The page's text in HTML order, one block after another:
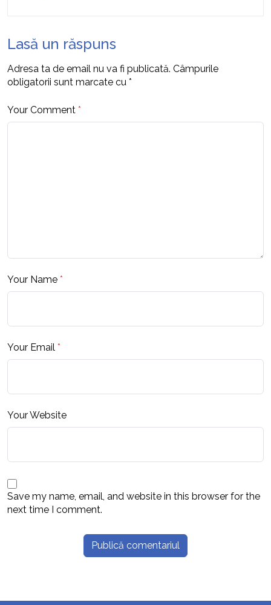
Lasă un răspuns
Adresa ta de email nu va fi publicată. Câmpurile
obligatorii sunt marcate cu *
Your Comment *
Your Name *
Your Email *
Your Website
Save my name, email, and website in this browser for the
next time I comment.